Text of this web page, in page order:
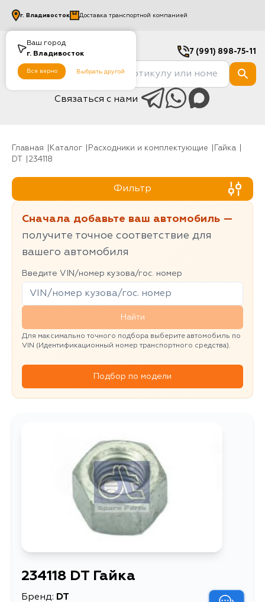
Ваш город
г. Владивосток
Все верно Выбрать другой
г. Владивосток Доставка транспортной компанией
7 (991) 898-75-11
Связаться с нами
Главная Каталог Расходники и комплектующие
гайка
234118
Фильтр
Сначала добавьте ваш автомобиль —
получите точное соответствие для
вашего автомобиля
Введите VIN/номер кузова/гос. номер
Найти
Для максимально точного подбора выберите автомобиль по
VIN (Идентификационный номер транспортного средства).
Подбор по модели
234118 DT Гайка
Бренд: DT